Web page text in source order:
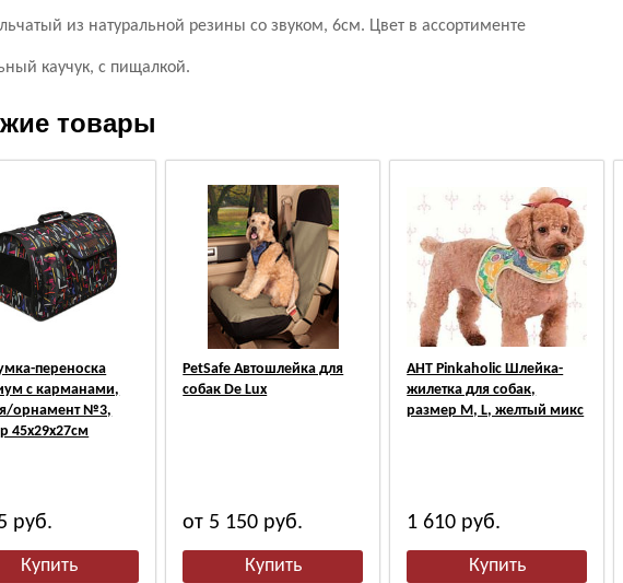
из натуральной резины со звуком, 6см. Цвет в ассортименте
каучук, с пищалкой.
товары
переноска
с карманами,
орнамент №3,
45х29х27см
руб.
PetSafe Автошлейка для
собак De Lux
от 5 150 руб.
АНТ Pinkaholic Шлейка-
жилетка для собак,
размер M, L, желтый микс
1 610 руб.